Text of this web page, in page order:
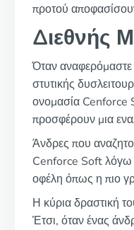
προτού
Διεθνής
Όταν αναφερόμαστε
στυτικής
ονομασία Cenforce
προσφέρουν μια
Άνδρες που
Сenforce Soft λόγω
οφέλη όπως η πιο
Η κύρια δραστική
Έτσι, όταν ένας